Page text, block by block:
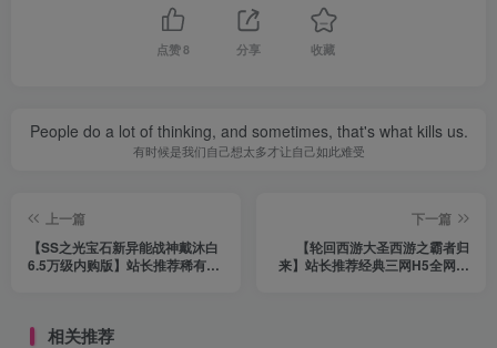
点赞8 分享 收藏
People do a lot of thinking, and sometimes, that's what kills us.
有时候是我们自己想太多才让自己如此难受
上一篇
【SS之光宝石新异能战神戴沐白
6.5万级内购版】站长推荐稀有二
放多区跨服-多功能GM网页授权
下一篇
【轮回西游大圣西游之霸者归
来】站长推荐经典三网H5全网通
相关推荐